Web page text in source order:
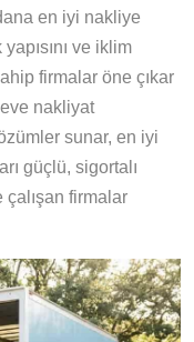
en iyi nakliye
ve iklim
firmalar öne çıkar
nakliyat
sunar, en iyi
güçlü, sigortalı
firmalar